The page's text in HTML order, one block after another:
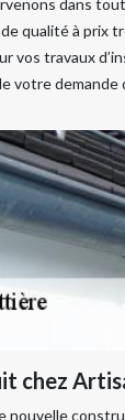
dans
qualité à prix
vos travaux
votre demande
chez
nouvelle